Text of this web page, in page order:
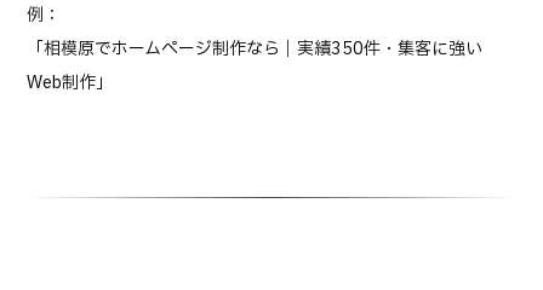
例：
「相模原でホームページ制作なら｜実績350件・集客に強い
Web制作」